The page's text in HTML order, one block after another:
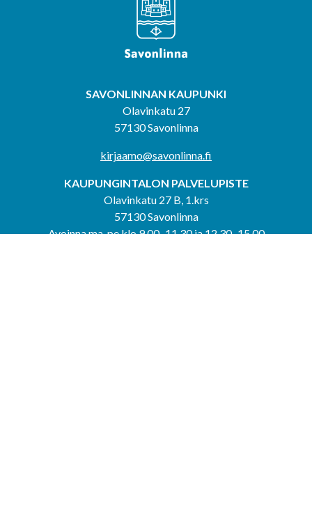
SAVONLINNAN KAUPUNKI
Olavinkatu 27
57130 Savonlinna
kirjaamo@savonlinna.fi
KAUPUNGINTALON PALVELUPISTE
Olavinkatu 27 B, 1.krs
57130 Savonlinna
Avoinna ma-pe klo 9.00–11.30 ja 12.30–15.00